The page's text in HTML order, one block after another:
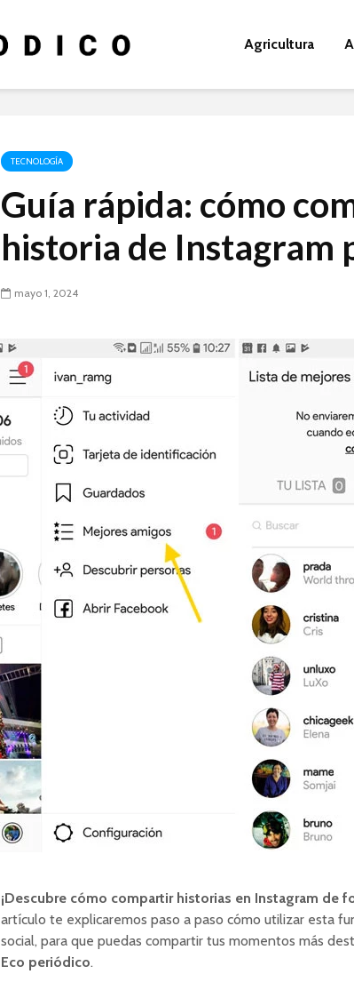
Agricultura
TECNOLOGÍA
Guía rápida: cómo
historia de Instagram
mayo 1, 2024
¡Descubre cómo compartir historias en Instagram de
artículo te explicaremos paso a paso cómo utilizar esta
social, para que puedas compartir tus momentos más
Eco periódico.